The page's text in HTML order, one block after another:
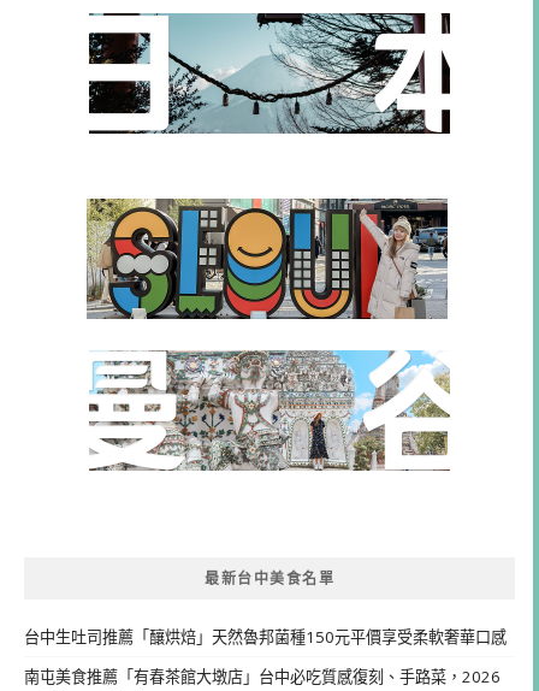
最新台中美食名單
台中生吐司推薦「釀烘焙」天然魯邦菌種150元平價享受柔軟奢華口感
南屯美食推薦「有春茶館大墩店」台中必吃質感復刻、手路菜，2026